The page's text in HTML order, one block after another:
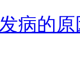
病的原